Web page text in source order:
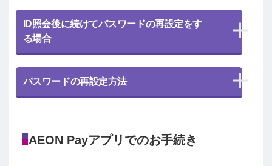
ID照会後に続けてパスワードの再設定をす
る場合
パスワードの再設定方法
AEON Payアプリでのお手続き